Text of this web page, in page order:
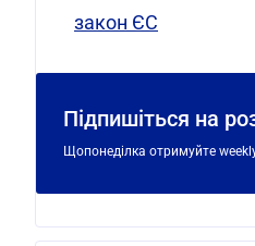
закон ЄС
Підпишіться на
Щопонеділка отримуйте